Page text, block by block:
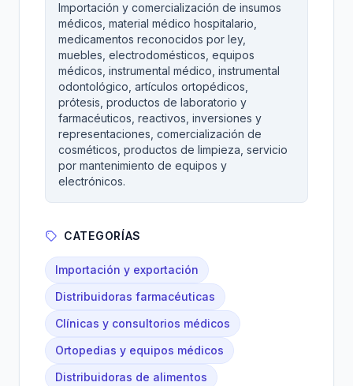
Importación y comercialización de insumos
médicos, material médico hospitalario,
medicamentos reconocidos por ley,
muebles, electrodomésticos, equipos
médicos, instrumental médico, instrumental
odontológico, artículos ortopédicos,
prótesis, productos de laboratorio y
farmacéuticos, reactivos, inversiones y
representaciones, comercialización de
cosméticos, productos de limpieza, servicio
por mantenimiento de equipos y
electrónicos.
CATEGORÍAS
Importación y exportación
Distribuidoras farmacéuticas
Clínicas y consultorios médicos
Ortopedias y equipos médicos
Distribuidoras de alimentos